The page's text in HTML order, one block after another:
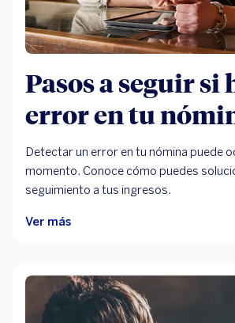
Pasos a seguir si
error en tu
Detectar un error en tu nómina puede
momento. Conoce cómo puedes
seguimiento a tus ingresos.
Ver más